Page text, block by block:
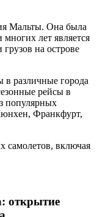
Мальты. Она была
лет является
на острове
в различные города
рейсы в
популярных
Франкфурт,
самолетов, включая
открытие